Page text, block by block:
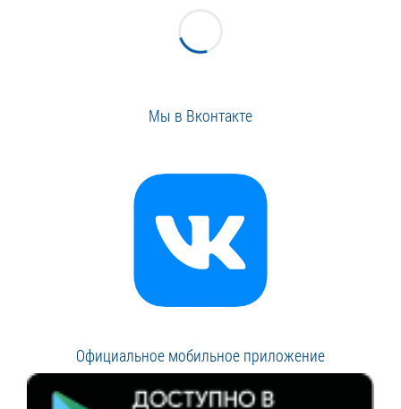
Мы в Вконтакте
Официальное мобильное приложение